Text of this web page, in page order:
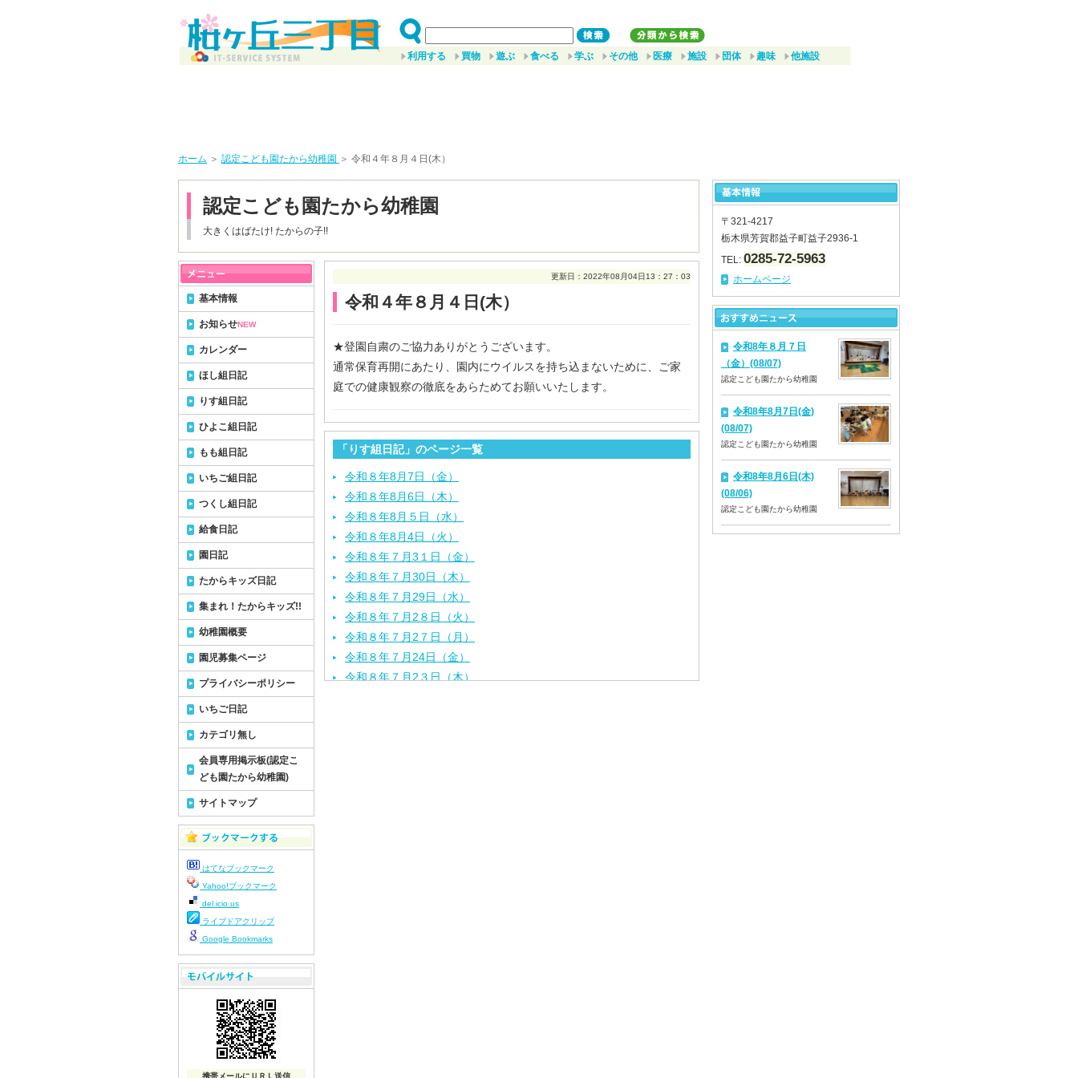
利用する 買物 遊ぶ 食べる 学ぶ その他 医療 施設 団体 趣味 他施設
ホーム ＞ 認定こども園たから幼稚園 ＞ 令和４年８月４日(木）
認定こども園たから幼稚園
大きくはばたけ! たからの子!!
更新日：2022年08月04日13：27：03
令和４年８月４日(木）
★登園自粛のご協力ありがとうございます。
通常保育再開にあたり、園内にウイルスを持ち込まないために、ご家
庭での健康観察の徹底をあらためてお願いいたします。
「りす組日記」のページ一覧
令和８年8月7日（金）
令和８年8月6日（木）
令和８年8月５日（水）
令和８年8月4日（火）
令和８年７月3１日（金）
令和８年７月30日（木）
令和８年７月29日（水）
令和８年７月2８日（火）
令和８年７月2７日（月）
令和８年７月24日（金）
令和８年７月2３日（木）
基本情報
お知らせNEW
カレンダー
ほし組日記
りす組日記
ひよこ組日記
もも組日記
いちご組日記
つくし組日記
給食日記
園日記
たからキッズ日記
集まれ！たからキッズ!!
幼稚園概要
園児募集ページ
プライバシーポリシー
いちご日記
カテゴリ無し
会員専用掲示板(認定こ
ども園たから幼稚園)
サイトマップ
はてなブックマーク
Yahoo!ブックマーク
del.icio.us
ライブドアクリップ
Google Bookmarks
携帯メールにＵＲＬ送信
〒321-4217
栃木県芳賀郡益子町益子2936-1
TEL: 0285-72-5963
ホームページ
令和8年８月７日
（金）(08/07)
認定こども園たから幼稚園
令和8年8月7日(金)
(08/07)
認定こども園たから幼稚園
令和8年8月6日(木)
(08/06)
認定こども園たから幼稚園